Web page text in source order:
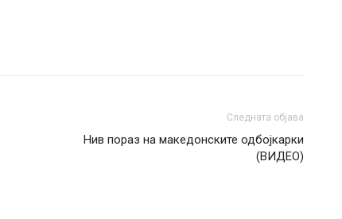
Следната објава
Нив пораз на македонските одбојкарки
(ВИДЕО)